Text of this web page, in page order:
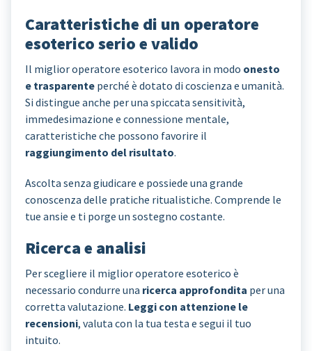
Caratteristiche di un operatore
esoterico serio e valido
Il miglior operatore esoterico lavora in modo onesto
e trasparente perché è dotato di coscienza e umanità.
Si distingue anche per una spiccata sensitività,
immedesimazione e connessione mentale,
caratteristiche che possono favorire il
raggiungimento del risultato.
Ascolta senza giudicare e possiede una grande
conoscenza delle pratiche ritualistiche. Comprende le
tue ansie e ti porge un sostegno costante.
Ricerca e analisi
Per scegliere il miglior operatore esoterico è
necessario condurre una ricerca approfondita per una
corretta valutazione. Leggi con attenzione le
recensioni, valuta con la tua testa e segui il tuo
intuito.